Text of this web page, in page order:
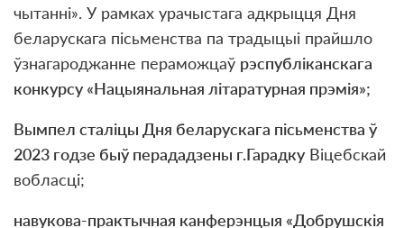
чытанні». У рамках урачыстага адкрыцця Дня
беларускага пісьменства па традыцыі прайшло
ўзнагароджанне пераможцаў рэспубліканскага
конкурсу «Нацыянальная літаратурная прэмія»;
Вымпел сталіцы Дня беларускага пісьменства ў
2023 годзе быў перададзены г.ГарадкуВіцебскай
вобласці;
навукова-практычная канферэнцыя «Добрушскія